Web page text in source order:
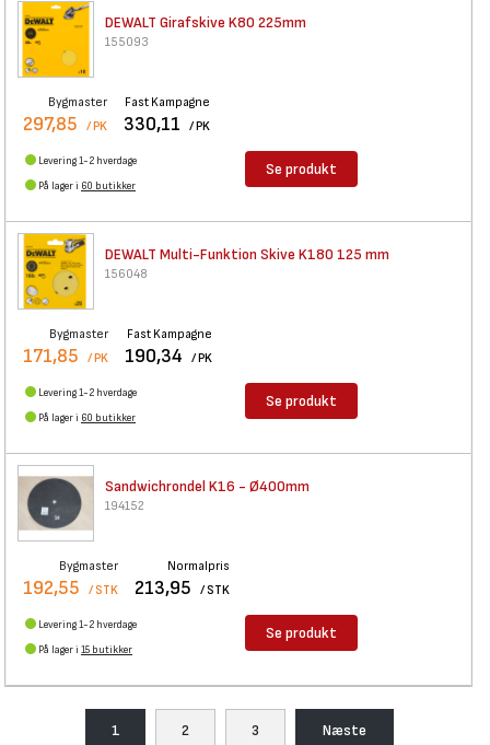
DEWALT Girafskive K80 225mm
155093
Bygmaster
297,85 / PK
Fast Kampagne
330,11 / PK
Levering 1-2 hverdage
På lager i 60 butikker
Se produkt
DEWALT Multi-Funktion Skive K180 125 mm
156048
Bygmaster
171,85 / PK
Fast Kampagne
190,34 / PK
Levering 1-2 hverdage
På lager i 60 butikker
Se produkt
Sandwichrondel K16 - Ø400mm
194152
Bygmaster
192,55 / STK
Normalpris
213,95 / STK
Levering 1-2 hverdage
På lager i 15 butikker
Se produkt
1 2 3 Næste